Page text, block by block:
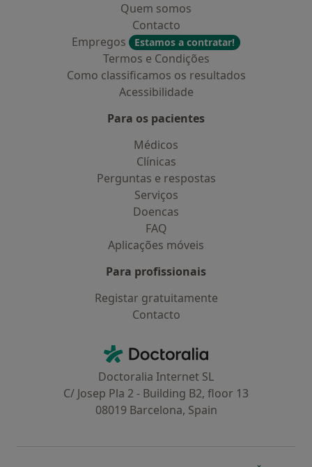
Quem somos
Contacto
Empregos
Estamos a contratar!
Termos e Condições
Como classificamos os resultados
Acessibilidade
Para os pacientes
Médicos
Clínicas
Perguntas e respostas
Serviços
Doencas
FAQ
Aplicações móveis
Para profissionais
Registar gratuitamente
Contacto
Doctoralia - Homepage
Doctoralia Internet SL
C/ Josep Pla 2 - Building B2, floor 13
08019 Barcelona, Spain